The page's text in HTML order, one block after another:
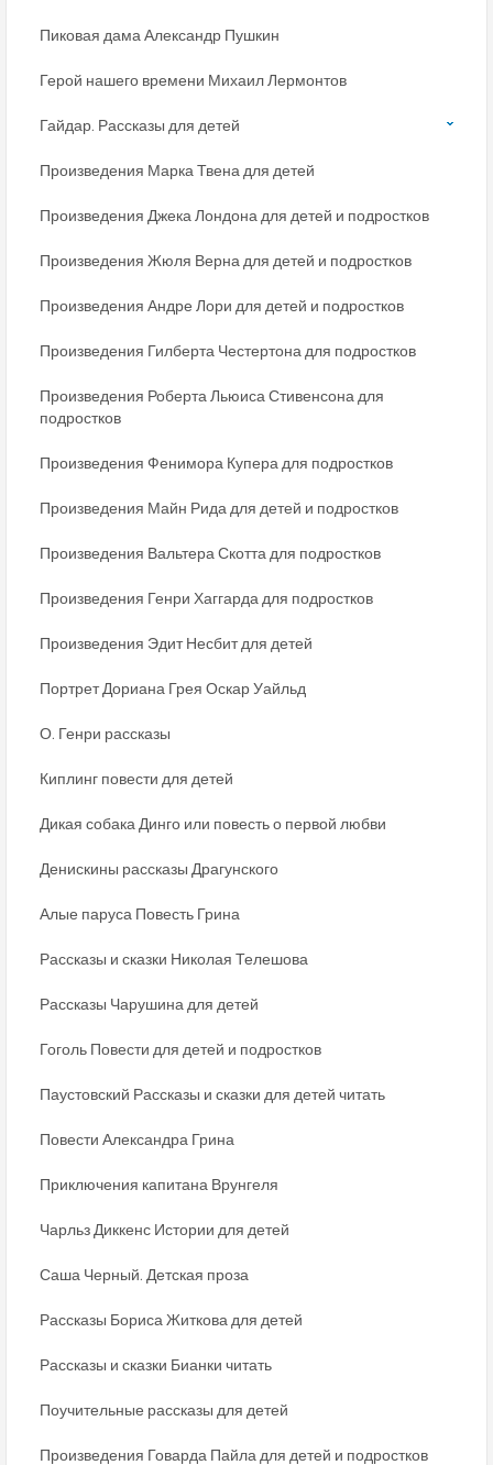
Пиковая дама Александр Пушкин
Герой нашего времени Михаил Лермонтов
Гайдар. Рассказы для детей
Произведения Марка Твена для детей
Произведения Джека Лондона для детей и подростков
Произведения Жюля Верна для детей и подростков
Произведения Андре Лори для детей и подростков
Произведения Гилберта Честертона для подростков
Произведения Роберта Льюиса Стивенсона для
подростков
Произведения Фенимора Купера для подростков
Произведения Майн Рида для детей и подростков
Произведения Вальтера Скотта для подростков
Произведения Генри Хаггарда для подростков
Произведения Эдит Несбит для детей
Портрет Дориана Грея Оскар Уайльд
О. Генри рассказы
Киплинг повести для детей
Дикая собака Динго или повесть о первой любви
Денискины рассказы Драгунского
Алые паруса Повесть Грина
Рассказы и сказки Николая Телешова
Рассказы Чарушина для детей
Гоголь Повести для детей и подростков
Паустовский Рассказы и сказки для детей читать
Повести Александра Грина
Приключения капитана Врунгеля
Чарльз Диккенс Истории для детей
Саша Черный. Детская проза
Рассказы Бориса Житкова для детей
Рассказы и сказки Бианки читать
Поучительные рассказы для детей
Произведения Говарда Пайла для детей и подростков